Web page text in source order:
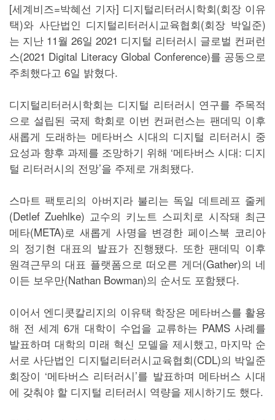
[세계비즈=박혜선 기자] 디지털리터러시학회(회장 이유
택)와 사단법인 디지털리터러시교육협회(회장 박일준)
는 지난 11월 26일 2021 디지털 리터러시 글로벌 컨퍼런
스(2021 Digital Literacy Global Conference)를 공동으로
주최했다고 6일 밝혔다.
디지털리터러시학회는 디지털 리터러시 연구를 주목적
으로 설립된 국제 학회로 이번 컨퍼런스는 팬데믹 이후
새롭게 도래하는 메타버스 시대의 디지털 리터러시 중
요성과 향후 과제를 조망하기 위해 ‘메타버스 시대: 디지
털 리터러시의 전망’을 주제로 개최됐다.
스마트 팩토리의 아버지라 불리는 독일 데트레프 줄케
(Detlef Zuehlke) 교수의 키노트 스피치로 시작돼 최근
메타(META)로 새롭게 사명을 변경한 페이스북 코리아
의 정기현 대표의 발표가 진행됐다. 또한 팬데믹 이후
원격근무의 대표 플랫폼으로 떠오른 게더(Gather)의 네
이든 보우만(Nathan Bowman)의 순서도 포함됐다.
이어서 엔디콧칼리지의 이유택 학장은 메타버스를 활용
해 전 세계 6개 대학이 수업을 교류하는 PAMS 사례를
발표하며 대학의 미래 혁신 모델을 제시했고, 마지막 순
서로 사단법인 디지털리터러시교육협회(CDL)의 박일준
회장이 ‘메타버스 리터러시’를 발표하며 메타버스 시대
에 갖춰야 할 디지털 리터러시 역량을 제시하기도 했다.